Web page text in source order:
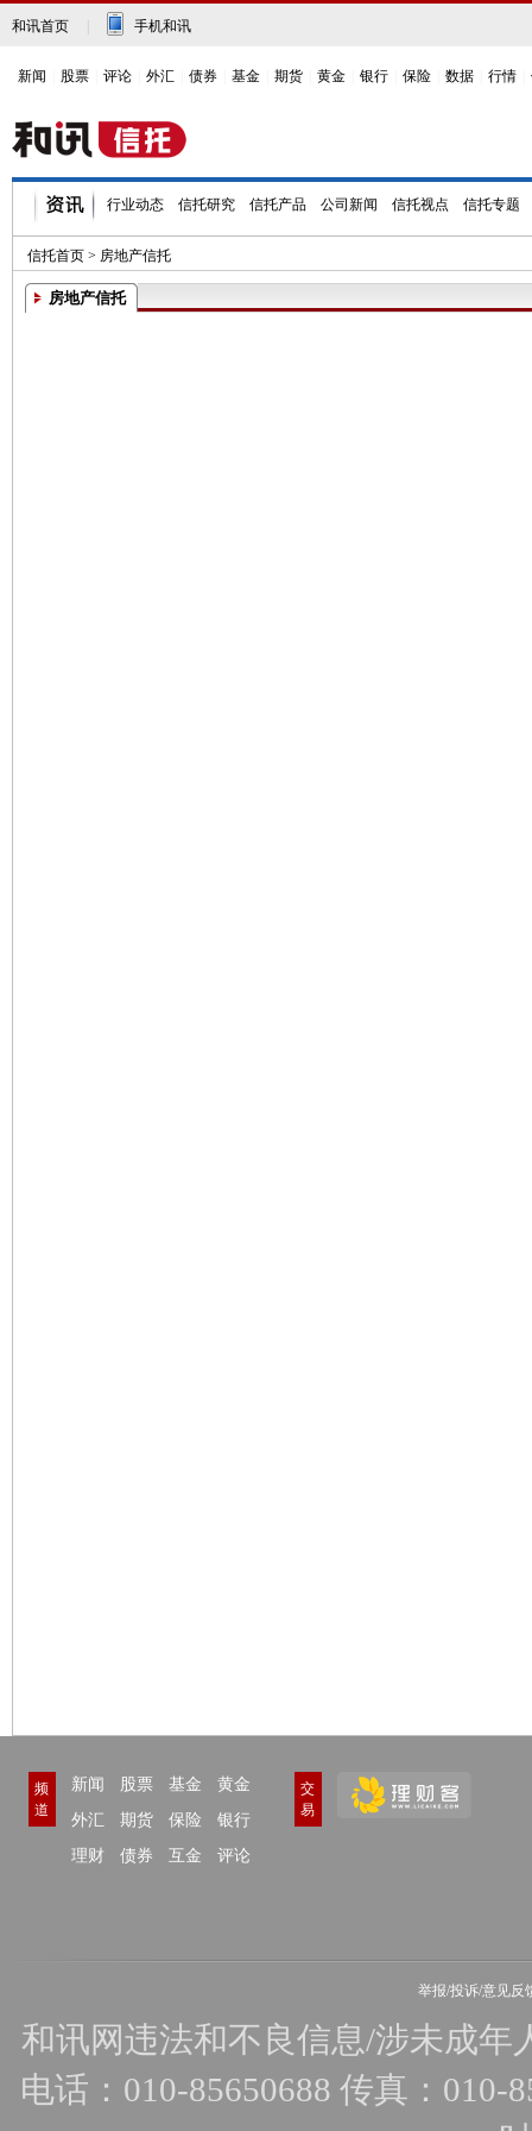
和讯首页 手机和讯
新闻 股票 评论 外汇 债券 基金 期货 黄金 银行 保险 数据 行情
行业动态 信托研究 信托产品 公司新闻 信托视点 信托专题
信托首页 > 房地产信托
房地产信托
频
道
新闻 股票 基金
黄金
外汇
期货 保险
银行
理财
债券 互金 评论
交
易
举报/投诉/意见反
和讯网违法和不良信息/涉未成年
电话：010-85650688 传真：010-